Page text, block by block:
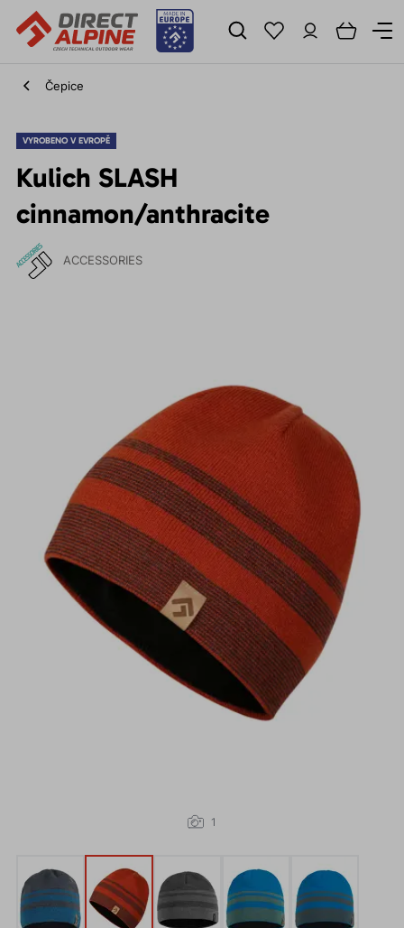
Čepice
VYROBENO V EVROPĚ
Kulich SLASH
cinnamon/anthracite
ACCESSORIES
1